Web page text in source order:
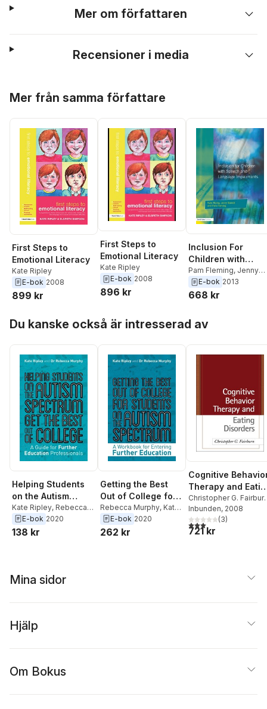
Mer om författaren
Recensioner i media
Mer från samma författare
First Steps to
Emotional Literacy
Kate Ripley
E-bok 2008
899 kr
First Steps to
Emotional Literacy
Kate Ripley
E-bok 2008
896 kr
Inclusion For
Children with
Speech and
Language
Impairments
Pam Fleming, Jenny
Barrett,Kate Ripley
E-bok 2013
668 kr
Du kanske också är intresserad av
Helping Students
on the Autism
Spectrum Get the
Best Out of College
Kate Ripley, Rebecca
Murphy
E-bok 2020
138 kr
Getting the Best
Out of College for
Students on the
Autism Spectrum
Rebecca Murphy, Kate
Ripley
E-bok 2020
262 kr
Cognitive
Therapy and
Disorders
Christopher G.
Zafra Cooper,Roz
Shafran,Rebecca
Murphy,
Inbunden, 2008
3,0utav 5 stjärnor.
(3)
721 kr
Mina sidor
Hjälp
Om Bokus